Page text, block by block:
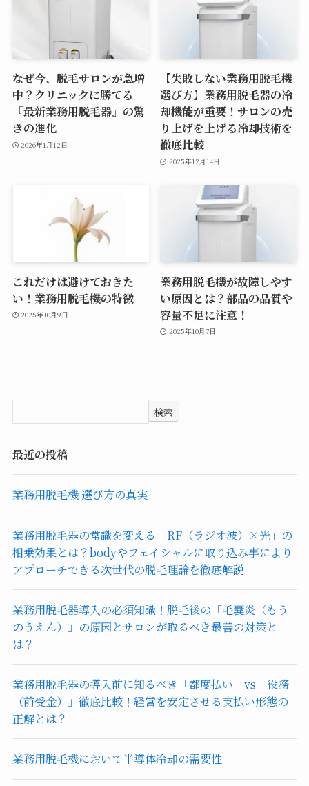
なぜ今、脱毛サロンが急増
中？クリニックに勝てる
『最新業務用脱毛器』の驚
きの進化
2026年1月12日
【失敗しない業務用脱毛機
選び方】業務用脱毛器の冷
却機能が重要！サロンの売
り上げを上げる冷却技術を
徹底比較
2025年12月14日
これだけは避けておきた
い！業務用脱毛機の特徴
2025年10月9日
業務用脱毛機が故障しやす
い原因とは？部品の品質や
容量不足に注意！
2025年10月7日
検索
最近の投稿
業務用脱毛機 選び方の真実
業務用脱毛器の常識を変える「RF（ラジオ波）×光」の
相乗効果とは？bodyやフェイシャルに取り込み事により
アプローチできる次世代の脱毛理論を徹底解説
業務用脱毛器導入の必須知識！脱毛後の「毛嚢炎（もう
のうえん）」の原因とサロンが取るべき最善の対策と
は？
業務用脱毛器の導入前に知るべき「都度払い」vs「役務
（前受金）」徹底比較！経営を安定させる支払い形態の
正解とは？
業務用脱毛機において半導体冷却の需要性